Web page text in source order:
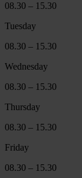
08.30 – 15.30
Tuesday
08.30 – 15.30
Wednesday
08.30 – 15.30
Thursday
08.30 – 15.30
Friday
08.30 – 15.30